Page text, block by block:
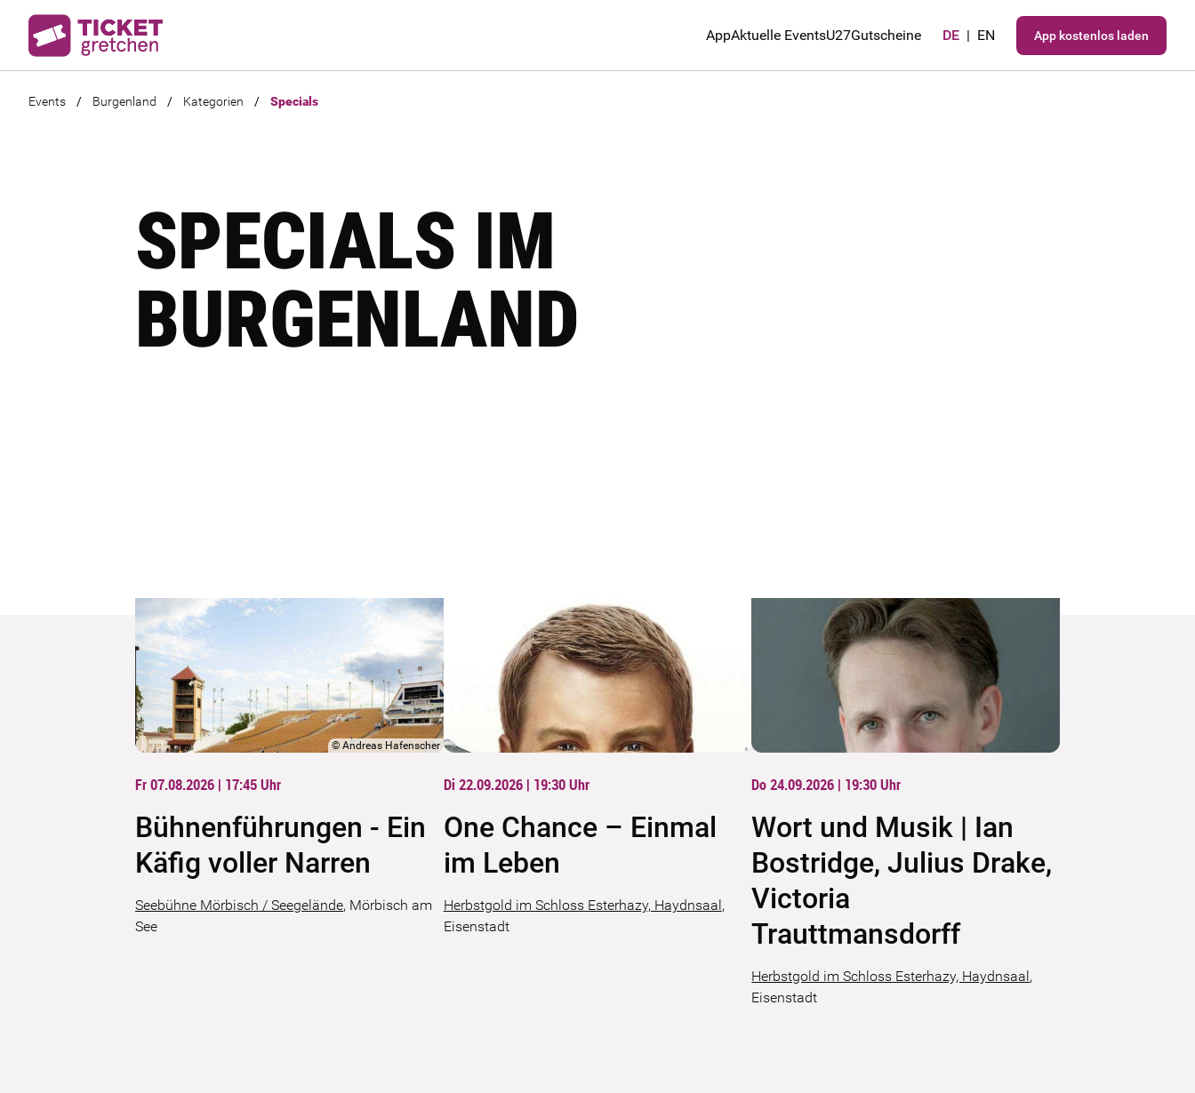
AppAktuelle EventsU27Gutscheine DE | EN App kostenlos laden
Events / Burgenland / Kategorien / Specials
SPECIALS IM
BURGENLAND
© Andreas Hafenscher
Fr 07.08.2026 | 17:45Uhr
Bühnenführungen - Ein
Käfig voller Narren
Seebühne Mörbisch / Seegelände, Mörbisch am
See
Di 22.09.2026 | 19:30Uhr
One Chance – Einmal
im Leben
Herbstgold im Schloss Esterhazy, Haydnsaal,
Eisenstadt
Do 24.09.2026 | 19:30Uhr
Wort und Musik | Ian
Bostridge, Julius Drake,
Victoria
Trauttmansdorff
Herbstgold im Schloss Esterhazy, Haydnsaal,
Eisenstadt